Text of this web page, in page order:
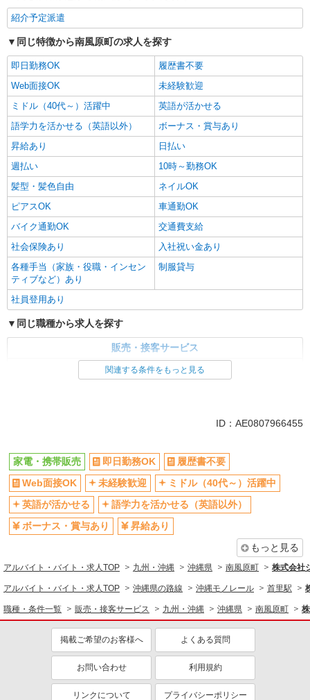
紹介予定派遣
同じ特徴から南風原町の求人を探す
即日勤務OK
履歴書不要
Web面接OK
未経験歓迎
ミドル（40代～）活躍中
英語が活かせる
語学力を活かせる（英語以外）
ボーナス・賞与あり
昇給あり
日払い
週払い
10時～勤務OK
髪型・髪色自由
ネイルOK
ピアスOK
車通勤OK
バイク通勤OK
交通費支給
社会保険あり
入社祝い金あり
各種手当（家族・役職・インセン
ティブなど）あり
制服貸与
社員登用あり
同じ職種から求人を探す
販売・接客サービス
日払い
車通勤OK
交通費支給
社会保険あり
社員登用あり
関連する条件をもっと見る
ID：AE0807966455
家電・携帯販売 即日勤務OK
履歴書不要
Web面接OK
未経験歓迎
ミドル（40代～）活躍中
英語が活かせる
語学力を活かせる（英語以外）
ボーナス・賞与あり
昇給あり
もっと見る
アルバイト・バイト・求人TOP 九州・沖縄 沖縄県 南風原町 株式会社
アルバイト・バイト・求人TOP 沖縄県の路線 沖縄モノレール 首里駅
職種・条件一覧 販売・接客サービス 九州・沖縄 沖縄県 南風原町
掲載ご希望のお客様へ よくある質問
お問い合わせ 利用規約
リンクについて プライバシーポリシー